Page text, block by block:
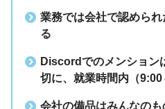
業務では会社で認めら
る
Discordでのメンション
切に、就業時間内（9:00
会社の備品はみんなの